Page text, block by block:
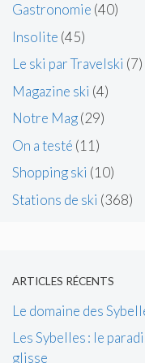
Gastronomie (40)
Insolite (45)
Le ski par Travelski (7)
Magazine ski (4)
Notre Mag(29)
On a testé (11)
Shopping ski (10)
Stations de ski (368)
ARTICLES RÉCENTS
Le domaine des
Les Sybelles : le
glisse